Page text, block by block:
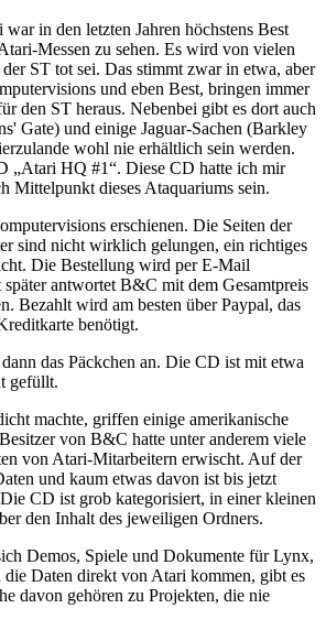
in den letzten Jahren höchstens Best
Messen zu sehen. Es wird von vielen
ST tot sei. Das stimmt zwar in etwa, aber
und eben Best, bringen immer
den ST heraus. Nebenbei gibt es dort auch
Gate) und einige Jaguar-Sachen (Barkley
wohl nie erhältlich sein werden.
„Atari HQ #1“. Diese CD hatte ich mir
Mittelpunkt dieses Ataquariums sein.
erschienen. Die Seiten der
sind nicht wirklich gelungen, ein richtiges
Die Bestellung wird per E-Mail
antwortet B&C mit dem Gesamtpreis
Bezahlt wird am besten über Paypal, das
benötigt.
das Päckchen an. Die CD ist mit etwa
gefüllt.
machte, griffen einige amerikanische
von B&C hatte unter anderem viele
von Atari-Mitarbeitern erwischt. Auf der
und kaum etwas davon ist bis jetzt
CD ist grob kategorisiert, in einer kleinen
den Inhalt des jeweiligen Ordners.
Demos, Spiele und Dokumente für Lynx,
die Daten direkt von Atari kommen, gibt es
davon gehören zu Projekten, die nie